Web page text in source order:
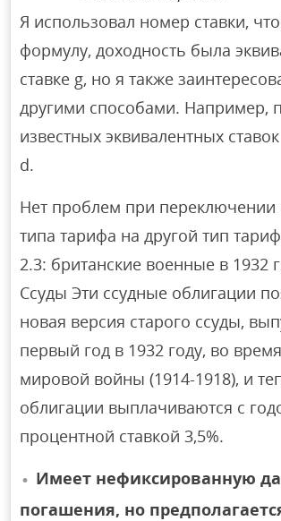
Я использовал номер ставки,
формулу, доходность была
ставке g, но я также
другими способами. Например,
известных эквивалентных
d.
Нет проблем при переключении
типа тарифа на другой тип
2.3: британские военные в 1932
Ссуды Эти ссудные облигации
новая версия старого ссуды,
первый год в 1932 году, во
мировой войны (1914-1918), и
облигации выплачиваются с
процентной ставкой 3,5%.
Имеет нефиксированную
погашения, но